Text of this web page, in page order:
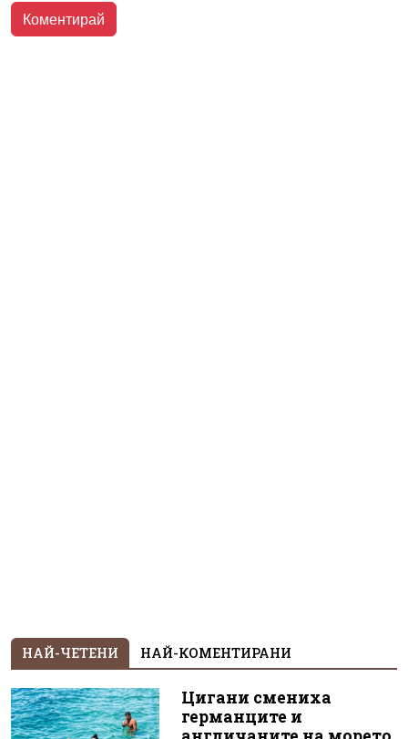
НАЙ-ЧЕТЕНИ НАЙ-КОМЕНТИРАНИ
Цигани смениха
германците и